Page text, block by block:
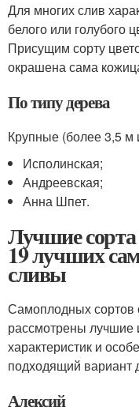
Для многих слив
белого или голубого
Присущим сорту
окрашена сама
По типу дерева
Крупные (более 3,5 м
Исполинская;
Андреевская;
Анна Шпет.
Лучшие
19 лучших
сливы
Самоплодных сортов
рассмотрены лучшие
характеристик и
подходящий вариант
Алексий